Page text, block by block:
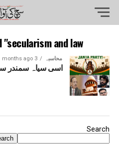
and law"
محاسبہ 3 months ago
اسی سیاہ سمندر
Search